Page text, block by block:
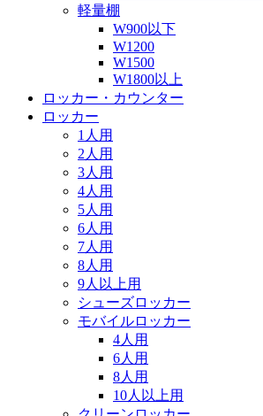
軽量棚
W900以下
W1200
W1500
W1800以上
ロッカー・カウンター
ロッカー
1人用
2人用
3人用
4人用
5人用
6人用
7人用
8人用
9人以上用
シューズロッカー
モバイルロッカー
4人用
6人用
8人用
10人以上用